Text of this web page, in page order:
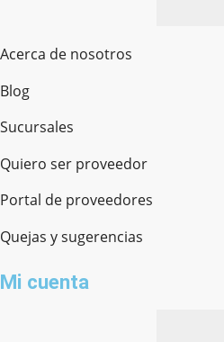
Acerca de nosotros
Blog
Sucursales
Quiero ser proveedor
Portal de proveedores
Quejas y sugerencias
Mi cuenta